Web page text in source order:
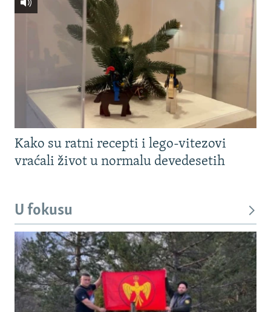
Kako su ratni recepti i lego-vitezovi
vraćali život u normalu devedesetih
U fokusu